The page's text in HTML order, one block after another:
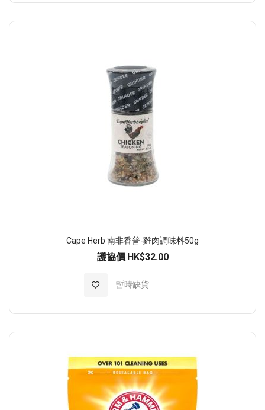
Cape Herb 南非香普-雞肉調味料50g
護協價 HK$32.00
暫時缺貨
加入至願望清單